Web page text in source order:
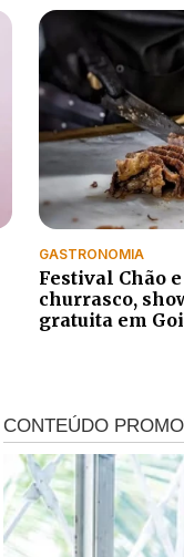
GASTRONOMIA
Festival Chão
churrasco,
gratuita em